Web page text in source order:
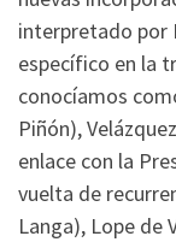
interpretado por
específico en la
conocíamos
Piñón),
enlace con la
vuelta de
Langa), Lope de